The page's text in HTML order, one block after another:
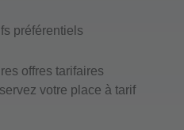
préférentiels
offres tarifaires
votre place à tarif